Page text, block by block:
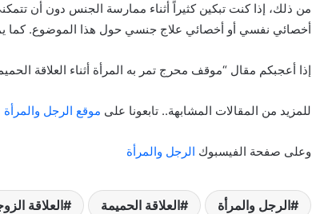
من ذلك، إذا كنت تبكين كثيراً أثناء ممارسة الجنس دون أن
أخصائي نفسي أو أخصائي علاج جنسي حول هذا الموضوع. كما
إذا أعجبكم مقال “موقف محرج تمر به المرأة أثناء العلاقة
للمزيد من المقالات المشابهة.. تابعونا على موقع الرجل والمرأة
وعلى صفحة الفيسبوك الرجل والمرأة
الرجل والمرأة العلاقة الحميمة العلاقة